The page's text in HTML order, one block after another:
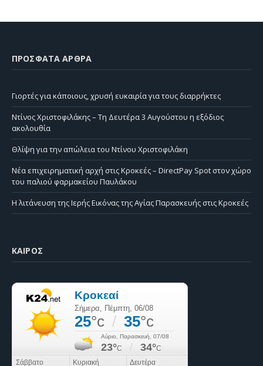
ΠΡΌΣΦΑΤΑ ΆΡΘΡΑ
Γιορτές για κάποιους, χρυσή ευκαιρία για τους διαρρήκτες
Ντίνος Χριστοφιλάκης – Τη Δευτέρα 3 Αυγούστου η εξόδιος
ακολουθία
Θλίψη για την απώλεια του Ντίνου Χριστοφιλάκη
Νέα επιχειρηματική αρχή στις Κροκεές – DirectPay Spot στον χώρο
του παλιού φαρμακείου Παυλάκου
Η λιτάνευση της Ιερής Εικόνας της Αγίας Παρασκευής στις Κροκεές
ΚΑΙΡΌΣ